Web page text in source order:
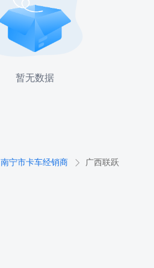
暂无数据
南宁市卡车经销商 广西联跃